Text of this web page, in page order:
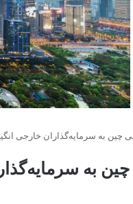
چین به سرمایه‌گذاران خارجی
به